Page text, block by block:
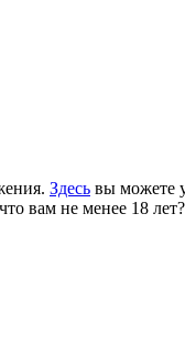
Здесь вы можете
вам не менее 18 лет?